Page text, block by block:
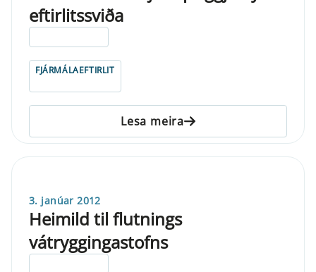
eftirlitssviða
FJÁRMÁLAEFTIRLIT
Lesa meira
3. janúar 2012
Heimild til flutnings
vátryggingastofns